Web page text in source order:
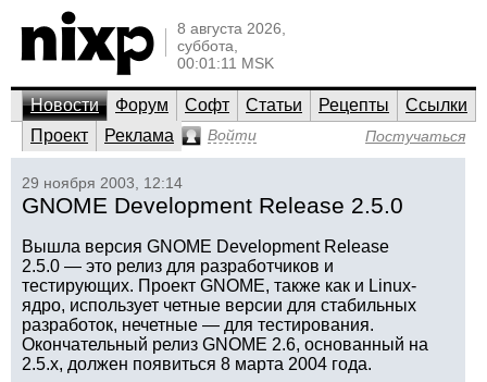
8 августа 2026,
суббота,
00:01:11 MSK
Новости Форум Софт Статьи Рецепты
Ссылки
Проект
Реклама Войти Постучаться
29 ноября 2003, 12:14
GNOME Development Release 2.5.0
Вышла версия GNOME Development Release
2.5.0 — это релиз для разработчиков и
тестирующих. Проект GNOME, также как и Linux-
ядро, использует четные версии для стабильных
разработок, нечетные — для тестирования.
Окончательный релиз GNOME 2.6, основанный на
2.5.x, должен появиться 8 марта 2004 года.